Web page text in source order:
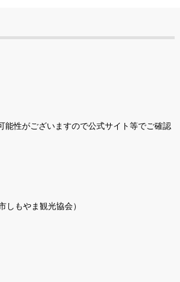
能性がございますので公式サイト等でご確認
しもやま観光協会）